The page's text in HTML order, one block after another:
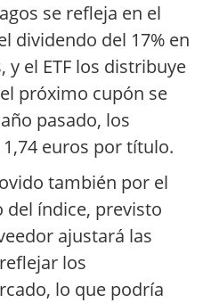
se refleja en el
dividendo del 17% en
el ETF los distribuye
próximo cupón se
pasado, los
euros por título.
también por el
del índice, previsto
ajustará las
los
lo que podría